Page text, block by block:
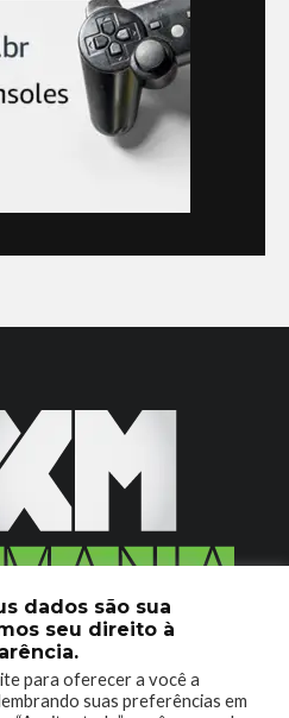
os Direitos Reservados.
MANIA CONTATO
dados são sua
seu direito à
para oferecer a você a
suas preferências em